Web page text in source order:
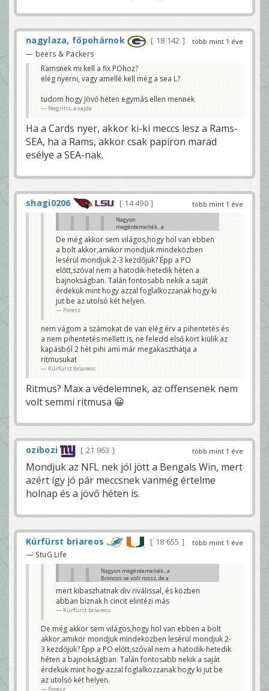
több mint 1 éve
nagylaza, főpohárnok 18 142
— beers & Packers
Ramsnek mi kell a fix POhoz?
elég nyerni, vagy amellé kell még a sea L?
tudom hogy jövő héten egymás ellen mennek
Negritis, a vajda
Ha a Cards nyer, akkor ki-ki meccs lesz a Rams-
SEA, ha a Rams, akkor csak papíron marad
esélye a SEA-nak.
több mint 1 éve
shagi0206 14 490
Nagyon
megérdemelték...a
rossz, de a
hosszabbításban
amit offense néven
műveltek az
komolytalan volt.
Persze a Chiefs vinni
fogja őket, mert
fosnak Burrow-tól 😊
Klaci79
őket szerintem.
Seda26
Kicsit hülyeség lenne. Miért
shagi0206
biznak h cincit elintézi más
De még akkor sem világos,hogy hol van ebben
a bolt akkor,amikor mondjuk mindeközben
lesérül mondjuk 2-3 kezdőjük? Épp a PO
előtt,szóval nem a hatodik-hetedik héten a
bajnokságban. Talán fontosabb nekik a saját
érdekük mint hogy azzal foglalkozzanak hogy ki
jut be az utolsó két helyen.
Foresz
nem vágom a számokat de van elég érv a pihentetés és
a nem pihentetés mellett is, ne feledd első kört kiülik az
kapásból 2 hét pihi ami már megakaszthatja a
ritmusukat
Kúrfürst briareos
Ritmus? Max a védelemnek, az offensenek nem
volt semmi ritmusa 😀
több mint 1 éve
ozibozi 21 963
Mondjuk az NFL nek jól jött a Bengals Win, mert
azért így jó pár meccsnek vanmég értelme
holnap és a jövő héten is.
több mint 1 éve
Kúrfürst briareos 18 655
— StuG Life
Nagyon megérdemelték...a
Broncos se volt rossz, de a
néven műveltek az
komolytalan volt. Persze a
fosnak Burrow-tól 😊
Nem biztos az. Azért a 16 győzelmes
szezon is kecsegteti őket szerintem.
Seda26
Kicsit hülyeség lenne. Miért kockáztatnának
sérülést?
shagi0206
mert kibaszhatnak div riválissal, és közben
abban biznak h cincit elintézi más
Kúrfürst briareos
De még akkor sem világos,hogy hol van ebben a bolt
akkor,amikor mondjuk mindeközben lesérül mondjuk 2-
3 kezdőjük? Épp a PO előtt,szóval nem a hatodik-hetedik
héten a bajnokságban. Talán fontosabb nekik a saját
érdekük mint hogy azzal foglalkozzanak hogy ki jut be
az utolsó két helyen.
Foresz